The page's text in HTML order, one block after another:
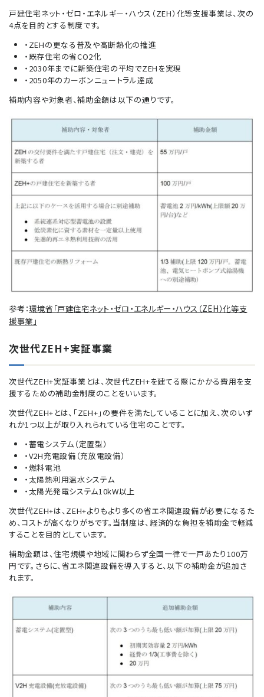
戸建住宅ネット・ゼロ・エネルギー・ハウス（ZEH）化等支援事業は、次の
4点を目的とする制度です。
・ZEHの更なる普及や高断熱化の推進
・既存住宅の省CO2化
・2030年までに新築住宅の平均でZEHを実現
・2050年のカーボンニュートラル達成
補助内容や対象者、補助金額は以下の通りです。
参考：環境省「戸建住宅ネット・ゼロ・エネルギー・ハウス（ZEH）化等支
援事業」
次世代ZEH+実証事業
次世代ZEH+実証事業とは、次世代ZEH+を建てる際にかかる費用を支
援するための補助金制度のことをいいます。
次世代ZEH+とは、「ZEH+」の要件を満たしていることに加え、次のいず
れか1つ以上が取り入れられている住宅のことです。
・蓄電システム（定置型）
・V2H充電設備（充放電設備）
・燃料電池
・太陽熱利用温水システム
・太陽光発電システム10kW以上
次世代ZEH+は、ZEH+よりもより多くの省エネ関連設備が必要になるた
め、コストが高くなりがちです。当制度は、経済的な負担を補助金で軽減
することを目的としています。
補助金額は、住宅規模や地域に関わらず全国一律で一戸あたり100万
円です。さらに、省エネ関連設備を導入すると、以下の補助金が追加さ
れます。